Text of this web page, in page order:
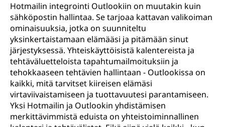
Hotmailin integrointi Outlookiin on muutakin kuin
sähköpostin hallintaa. Se tarjoaa kattavan valikoiman
ominaisuuksia, jotka on suunniteltu
yksinkertaistamaan elämääsi ja pitämään sinut
järjestyksessä. Yhteiskäyttöisistä kalentereista ja
tehtäväluetteloista tapahtumailmoituksiin ja
tehokkaaseen tehtävien hallintaan - Outlookissa on
kaikki, mitä tarvitset kiireisen elämäsi
virtaviivaistamiseen ja tuottavuutesi parantamiseen.
Yksi Hotmailin ja Outlookin yhdistämisen
merkittävimmistä eduista on yhteistoiminnallinen